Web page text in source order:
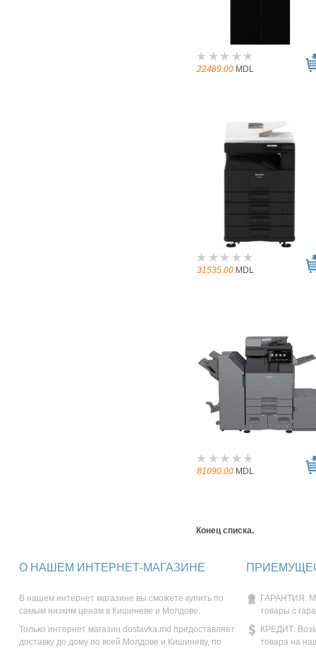
22489.00 MDL
31535.00 MDL
81090.00 MDL
Конец списка.
О НАШЕМ ИНТЕРНЕТ-МАГАЗИНЕ
В нашем интернет магазине вы сможете купить по
самым низким ценам в Кишиневе и Молдове.
Только интернет магазин dostavka.md предоставляет
доставку до дому по всей Молдове и Кишиневу, по
ГАРАНТИЯ:
товары с
КРЕДИТ:
товара на